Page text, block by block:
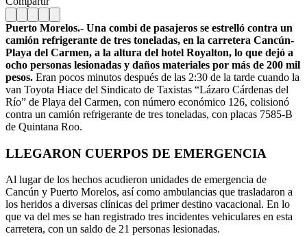
Puerto Morelos.- Una combi de pasajeros se estrelló contra un
camión refrigerante de tres toneladas, en la carretera Cancún-
Playa del Carmen, a la altura del hotel Royalton, lo que dejó a
ocho personas lesionadas y daños materiales por más de 200 mil
pesos. Eran pocos minutos después de las 2:30 de la tarde cuando la
van Toyota Hiace del Sindicato de Taxistas “Lázaro Cárdenas del
Río” de Playa del Carmen, con número económico 126, colisionó
contra un camión refrigerante de tres toneladas, con placas 7585-B
de Quintana Roo.
LLEGARON CUERPOS DE EMERGENCIA
Al lugar de los hechos acudieron unidades de emergencia de
Cancún y Puerto Morelos, así como ambulancias que trasladaron a
los heridos a diversas clínicas del primer destino vacacional. En lo
que va del mes se han registrado tres incidentes vehiculares en esta
carretera, con un saldo de 21 personas lesionadas.